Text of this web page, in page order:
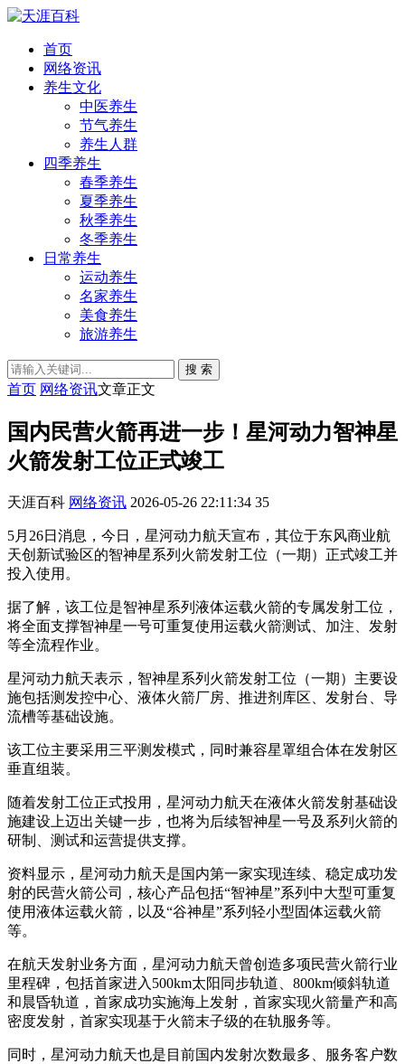
首页
网络资讯
养生文化
中医养生
节气养生
养生人群
四季养生
春季养生
夏季养生
秋季养生
冬季养生
日常养生
运动养生
名家养生
美食养生
旅游养生
搜 索
首页 网络资讯文章正文
国内民营火箭再进一步！星河动力智神星
火箭发射工位正式竣工
天涯百科 网络资讯 2026-05-26 22:11:34 35
5月26日消息，今日，星河动力航天宣布，其位于东风商业航
天创新试验区的智神星系列火箭发射工位（一期）正式竣工并
投入使用。
据了解，该工位是智神星系列液体运载火箭的专属发射工位，
将全面支撑智神星一号可重复使用运载火箭测试、加注、发射
等全流程作业。
星河动力航天表示，智神星系列火箭发射工位（一期）主要设
施包括测发控中心、液体火箭厂房、推进剂库区、发射台、导
流槽等基础设施。
该工位主要采用三平测发模式，同时兼容星罩组合体在发射区
垂直组装。
随着发射工位正式投用，星河动力航天在液体火箭发射基础设
施建设上迈出关键一步，也将为后续智神星一号及系列火箭的
研制、测试和运营提供支撑。
资料显示，星河动力航天是国内第一家实现连续、稳定成功发
射的民营火箭公司，核心产品包括“智神星”系列中大型可重复
使用液体运载火箭，以及“谷神星”系列轻小型固体运载火箭
等。
在航天发射业务方面，星河动力航天曾创造多项民营火箭行业
里程碑，包括首家进入500km太阳同步轨道、800km倾斜轨道
和晨昏轨道，首家成功实施海上发射，首家实现火箭量产和高
密度发射，首家实现基于火箭末子级的在轨服务等。
同时，星河动力航天也是目前国内发射次数最多、服务客户数